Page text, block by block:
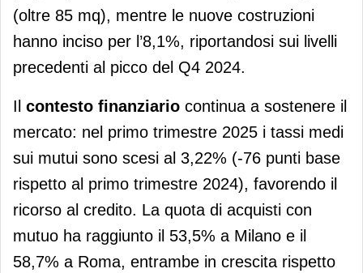
(oltre 85 mq), mentre le nuove costruzioni
hanno inciso per l’8,1%, riportandosi sui livelli
precedenti al picco del Q4 2024.
Il contesto finanziario continua a sostenere il
mercato: nel primo trimestre 2025 i tassi medi
sui mutui sono scesi al 3,22% (-76 punti base
rispetto al primo trimestre 2024), favorendo il
ricorso al credito. La quota di acquisti con
mutuo ha raggiunto il 53,5% a Milano e il
58,7% a Roma, entrambe in crescita rispetto